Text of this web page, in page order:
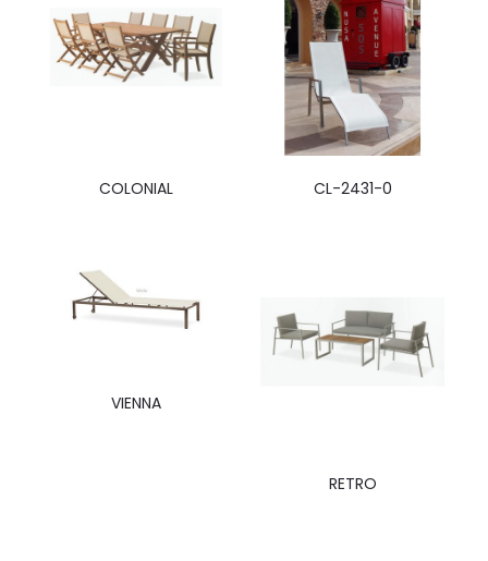
COLONIAL CL-2431-0
VIENNA
RETRO